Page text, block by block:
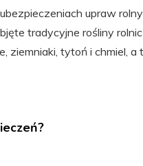
upraw
tradycyjne rośliny
ziemniaki, tytoń i chmiel,